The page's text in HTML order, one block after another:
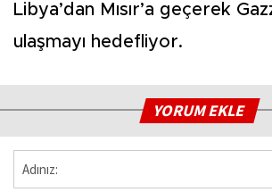
Libya’dan Mısır’a geçerek
ulaşmayı hedefliyor.
YORUM EKLE